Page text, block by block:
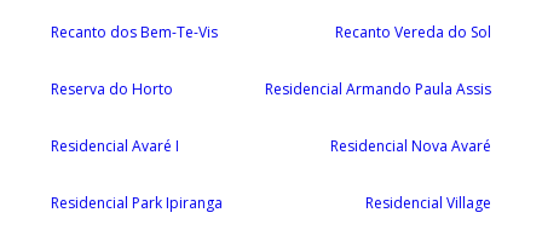
Recanto dos Bem-Te-Vis Recanto Vereda do Sol
Reserva do Horto Residencial Armando Paula Assis
Residencial Avaré I Residencial Nova Avaré
Residencial Park Ipiranga Residencial Village